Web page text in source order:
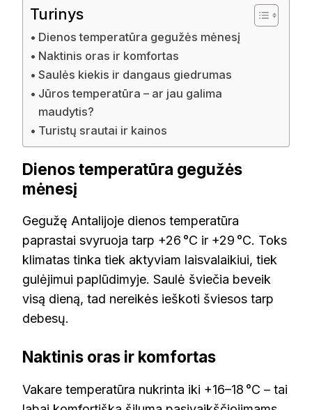
Turinys
Dienos temperatūra gegužės mėnesį
Naktinis oras ir komfortas
Saulės kiekis ir dangaus giedrumas
Jūros temperatūra – ar jau galima
maudytis?
Turistų srautai ir kainos
Dienos temperatūra gegužės
mėnesį
Gegužę Antalijoje dienos temperatūra
paprastai svyruoja tarp +26 °C ir +29 °C. Toks
klimatas tinka tiek aktyviam laisvalaikiui, tiek
gulėjimui paplūdimyje. Saulė šviečia beveik
visą dieną, tad nereikės ieškoti šviesos tarp
debesų.
Naktinis oras ir komfortas
Vakare temperatūra nukrinta iki +16–18 °C – tai